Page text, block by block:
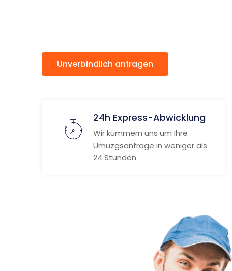
Unverbindlich anfragen
24h Express-Abwicklung
Wir kümmern uns um Ihre
Umuzgsanfrage in weniger als
24 Stunden.